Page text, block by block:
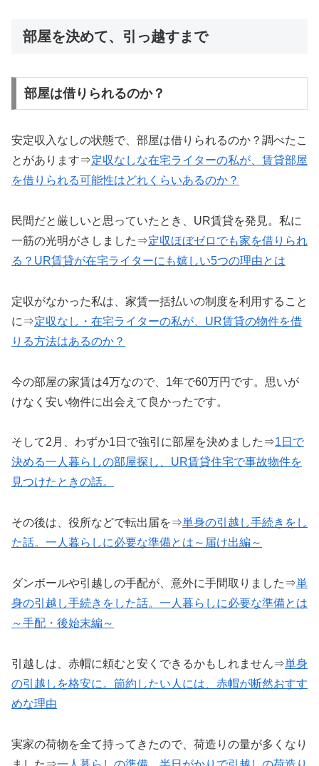
部屋を決めて、引っ越すまで
部屋は借りられるのか？
安定収入なしの状態で、部屋は借りられるのか？調べたこ
とがあります⇒定収なしな在宅ライターの私が、賃貸部屋
を借りられる可能性はどれくらいあるのか？
民間だと厳しいと思っていたとき、UR賃貸を発見。私に
一筋の光明がさしました⇒定収ほぼゼロでも家を借りられ
る？UR賃貸が在宅ライターにも嬉しい5つの理由とは
定収がなかった私は、家賃一括払いの制度を利用すること
に⇒定収なし・在宅ライターの私が、UR賃貸の物件を借
りる方法はあるのか？
今の部屋の家賃は4万なので、1年で60万円です。思いが
けなく安い物件に出会えて良かったです。
そして2月、わずか1日で強引に部屋を決めました⇒1日で
決める一人暮らしの部屋探し 、UR賃貸住宅で事故物件を
見つけたときの話。
その後は、役所などで転出届を⇒単身の引越し手続きをし
た話。一人暮らしに必要な準備とは～届け出編～
ダンボールや引越しの手配が、意外に手間取りました⇒単
身の引越し手続きをした話。一人暮らしに必要な準備とは
～手配・後始末編～
引越しは、赤帽に頼むと安くできるかもしれません⇒単身
の引越しを格安に。節約したい人には、赤帽が断然おすす
めな理由
実家の荷物を全て持ってきたので、荷造りの量が多くなり